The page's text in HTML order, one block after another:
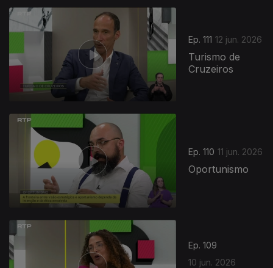
Ep. 111 12 jun. 2026
Turismo de
Cruzeiros
Ep. 110 11 jun. 2026
Oportunismo
935317
Ep. 109
10 jun. 2026